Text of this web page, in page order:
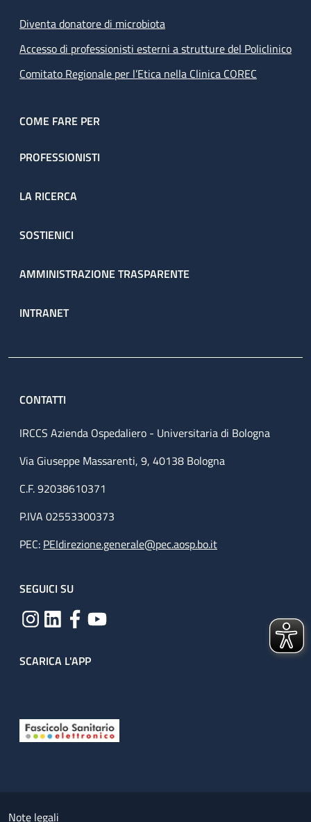
Diventa donatore di microbiota
Accesso di professionisti esterni a strutture del Policlinico
Comitato Regionale per l’Etica nella Clinica COREC
COME FARE PER
PROFESSIONISTI
LA RICERCA
SOSTIENICI
AMMINISTRAZIONE TRASPARENTE
INTRANET
CONTATTI
IRCCS Azienda Ospedaliero - Universitaria di Bologna
Via Giuseppe Massarenti, 9, 40138 Bologna
C.F. 92038610371
P.IVA 02553300373
PEC: PEIdirezione.generale@pec.aosp.bo.it
SEGUICI SU
SCARICA L'APP
Small prints
Note legali